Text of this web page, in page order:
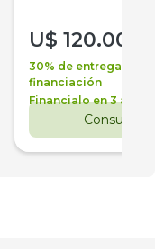
U$ 120.000
30% de entrega +
financiación
Financialo en 3 años
Consultar